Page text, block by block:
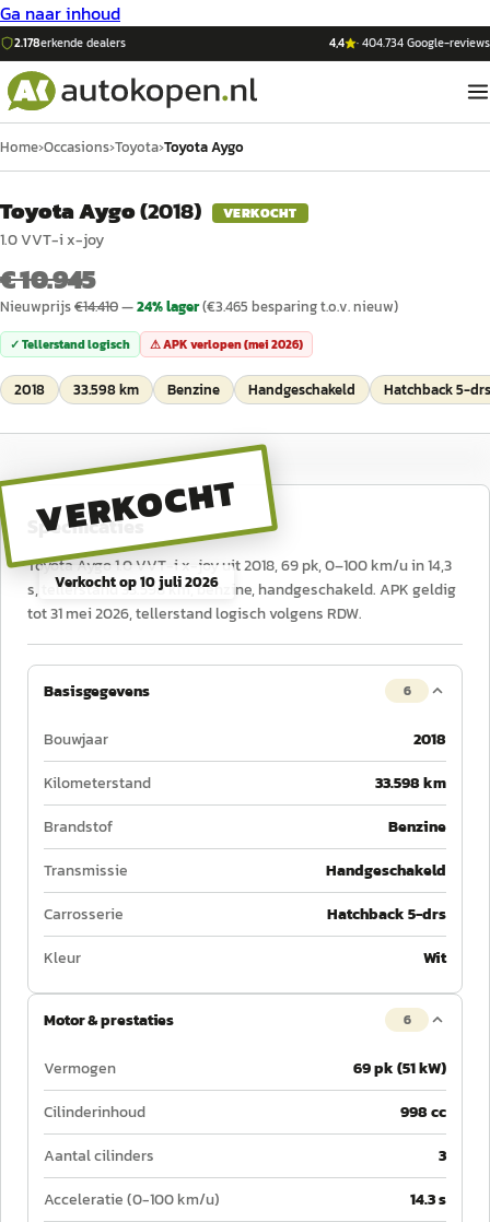
Ga naar inhoud
2.178erkende dealers 4,4 ·404.734Google-reviews
Home›Occasions›Toyota›Toyota Aygo
Toyota Aygo(2018) VERKOCHT
1.0 VVT-i x-joy
€ 10.945
Nieuwprijs€14.410—24% lager(€3.465 besparing t.o.v. nieuw)
✓ Tellerstand logisch ⚠ APK verlopen (mei 2026)
2018 33.598 km Benzine Handgeschakeld Hatchback 5-drs
VERKOCHT
Verkocht op10 juli 2026
Specificaties
Toyota Aygo 1.0 VVT-i x-joy uit 2018, 69 pk, 0–100 km/u in 14,3
s, tellerstand 33.598 km, benzine, handgeschakeld. APK geldig
tot 31 mei 2026, tellerstand logisch volgens RDW.
Basisgegevens 6
Bouwjaar
2018
Kilometerstand
33.598 km
Brandstof
Benzine
Transmissie
Handgeschakeld
Carrosserie
Hatchback 5-drs
Kleur
Wit
Motor & prestaties 6
Vermogen
69 pk (51 kW)
Cilinderinhoud
998 cc
Aantal cilinders
3
Acceleratie (0-100 km/u)
14.3 s